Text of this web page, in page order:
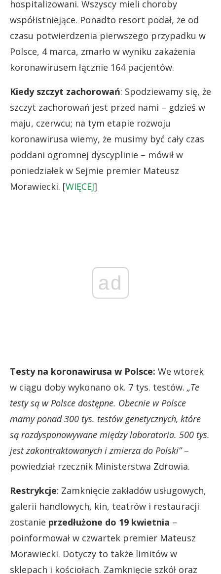
hospitalizowani. Wszyscy mieli choroby
współistniejące. Ponadto resort podał, że od
czasu potwierdzenia pierwszego przypadku w
Polsce, 4 marca, zmarło w wyniku zakażenia
koronawirusem łącznie 164 pacjentów.
Kiedy szczyt zachorowań: Spodziewamy się, że
szczyt zachorowań jest przed nami – gdzieś w
maju, czerwcu; na tym etapie rozwoju
koronawirusa wiemy, że musimy być cały czas
poddani ogromnej dyscyplinie – mówił w
poniedziałek w Sejmie premier Mateusz
Morawiecki. [WIĘCEJ]
ad
Testy na koronawirusa w Polsce: We wtorek
w ciągu doby wykonano ok. 7 tys. testów. „Te
testy są w Polsce dostępne. Obecnie w Polsce
mamy ponad 300 tys. testów genetycznych, które
są rozdysponowywane między laboratoria. 500 tys.
jest zakontraktowanych i zmierza do Polski”–
powiedział rzecznik Ministerstwa Zdrowia.
Restrykcje: Zamknięcie zakładów usługowych,
galerii handlowych, kin, teatrów i restauracji
zostanie przedłużone do 19 kwietnia –
poinformował w czwartek premier Mateusz
Morawiecki. Dotyczy to także limitów w
sklepach i kościołach. Zamknięcie szkół oraz